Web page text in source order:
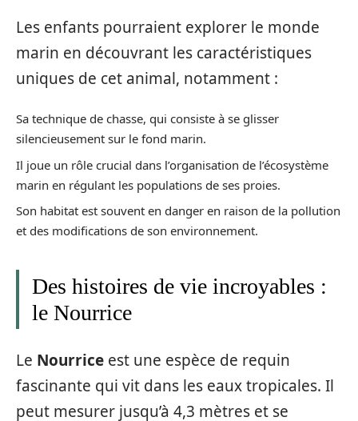
Les enfants pourraient explorer le monde
marin en découvrant les caractéristiques
uniques de cet animal, notamment :
Sa technique de chasse, qui consiste à se glisser
silencieusement sur le fond marin.
Il joue un rôle crucial dans l’organisation de l’écosystème
marin en régulant les populations de ses proies.
Son habitat est souvent en danger en raison de la pollution
et des modifications de son environnement.
Des histoires de vie incroyables :
le Nourrice
Le Nourrice est une espèce de requin
fascinante qui vit dans les eaux tropicales. Il
peut mesurer jusqu’à 4,3 mètres et se